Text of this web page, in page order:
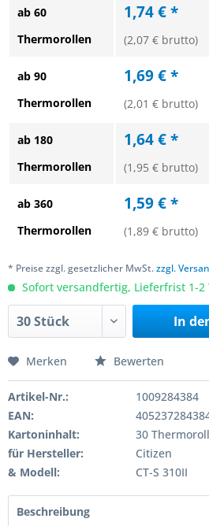
ab 60
Thermorollen
1,74 € *
(2,07 € brutto)
ab 90
Thermorollen
1,69 € *
(2,01 € brutto)
ab 180
Thermorollen
1,64 € *
(1,95 € brutto)
ab 360
Thermorollen
1,59 € *
(1,89 € brutto)
* Preise zzgl. gesetzlicher MwSt.zzgl.
Sofort versandfertig, Lieferfrist 1-2
In
Merken Bewerten
Artikel-Nr.:
1009284384
EAN:
Kartoninhalt:
30
für Hersteller:
Citizen
& Modell:
CT-S 310II
Beschreibung